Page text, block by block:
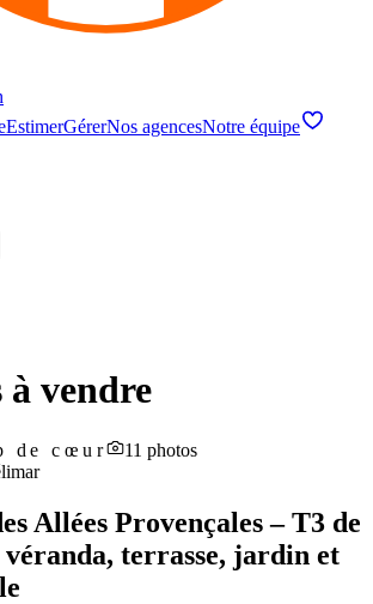
EstimerGérerNos agencesNotre équipe
à vendre
de cœur 11 photos
Allées Provençales – T3 de
véranda, terrasse, jardin et